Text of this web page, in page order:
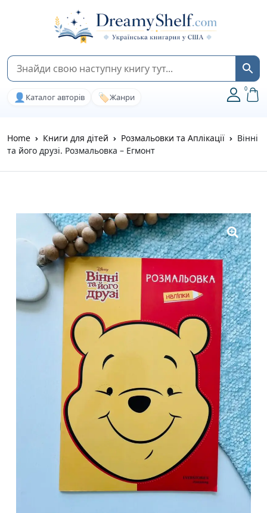
👤 Каталог авторів 🏷️Жанри
0
Home Книги для дітей Розмальовки та Аплікації
Вінні
та його друзі. Розмальовка – Егмонт